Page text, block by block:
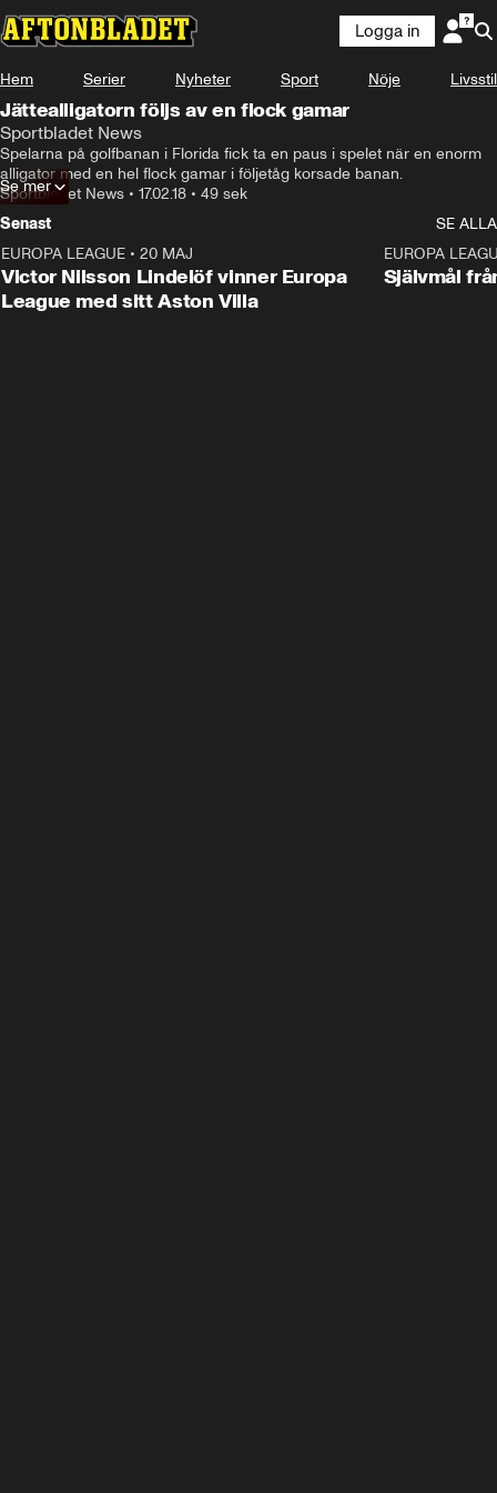
Logga in
Hem Serier Nyheter Sport Nöje Livsstil
Jättealligatorn följs av en flock gamar
Sportbladet News
Spelarna på golfbanan i Florida fick ta en paus i spelet när en enorm
alligator med en hel flock gamar i följetåg korsade banan.
Sportbladet News • 17.02.18 • 49 sek
Se mer
Senast
SE ALLA
EUROPA LEAGUE • 20 MAJ
Victor Nilsson Lindelöf vinner Europa
League med sitt Aston Villa
EUROPA
Självmål